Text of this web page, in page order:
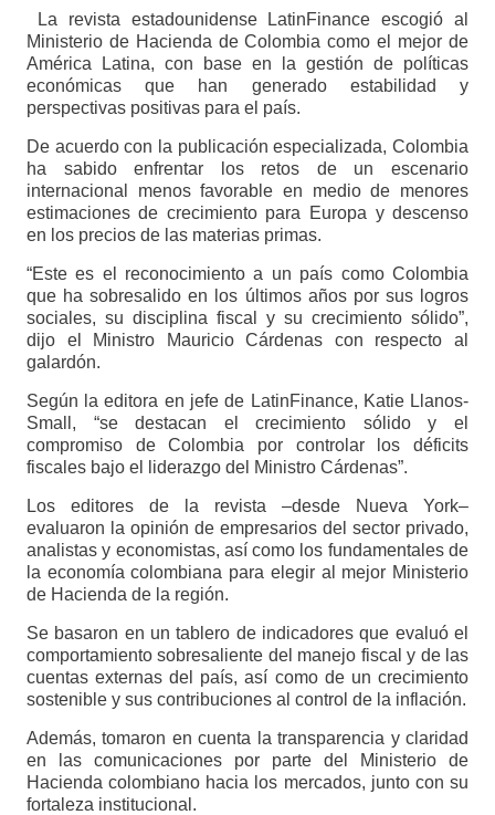
La revista estadounidense LatinFinance escogió al
Ministerio de Hacienda de Colombia como el mejor de
América Latina, con base en la gestión de políticas
económicas que han generado estabilidad y
perspectivas positivas para el país.
De acuerdo con la publicación especializada, Colombia
ha sabido enfrentar los retos de un escenario
internacional menos favorable en medio de menores
estimaciones de crecimiento para Europa y descenso
en los precios de las materias primas.
“Este es el reconocimiento a un país como Colombia
que ha sobresalido en los últimos años por sus logros
sociales, su disciplina fiscal y su crecimiento sólido”,
dijo el Ministro Mauricio Cárdenas con respecto al
galardón.
Según la editora en jefe de LatinFinance, Katie Llanos-
Small, “se destacan el crecimiento sólido y el
compromiso de Colombia por controlar los déficits
fiscales bajo el liderazgo del Ministro Cárdenas”.
Los editores de la revista –desde Nueva York–
evaluaron la opinión de empresarios del sector privado,
analistas y economistas, así como los fundamentales de
la economía colombiana para elegir al mejor Ministerio
de Hacienda de la región.
Se basaron en un tablero de indicadores que evaluó el
comportamiento sobresaliente del manejo fiscal y de las
cuentas externas del país, así como de un crecimiento
sostenible y sus contribuciones al control de la inflación.
Además, tomaron en cuenta la transparencia y claridad
en las comunicaciones por parte del Ministerio de
Hacienda colombiano hacia los mercados, junto con su
fortaleza institucional.